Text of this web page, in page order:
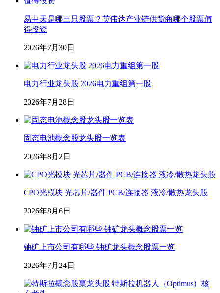
易中天是哪三只股票？英伟达产业链供货商哪个股票值
得投资
2026年7月30日
电力行业龙头股 2026电力重组第一股
2026年7月28日
固态电池概念股龙头股一览表
2026年8月2日
CPO光模块 光芯片/器件 PCB/连接器 液冷/散热龙头股
2026年8月6日
铀矿上市公司有哪些 铀矿龙头概念股票一览
2026年7月24日